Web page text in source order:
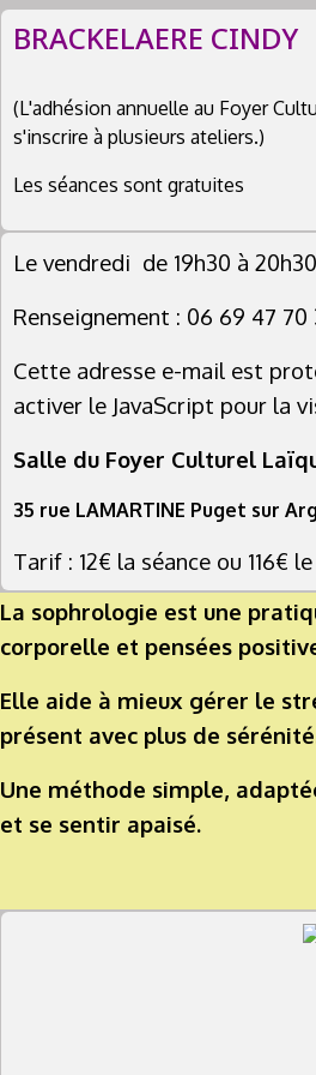
BRACKELAERE CINDY
(L'adhésion annuelle au Foyer
s'inscrire à plusieurs ateliers.)
Les séances sont gratuites
Le vendredi de 19h30 à 20h30
Renseignement : 06 69 47 70
Cette adresse e-mail est
activer le JavaScript pour la
Salle du Foyer Culturel
35 rue LAMARTINE Puget sur
Tarif : 12€ la séance ou 116€
La sophrologie est une
corporelle et pensées
Elle aide à mieux gérer le
présent avec plus de
Une méthode simple,
et se sentir apaisé.